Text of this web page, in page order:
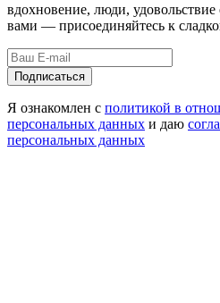
вдохновение, люди,
вами — присоединяйтесь к
Подписаться
Я ознакомлен с политикой в
персональных данных и даю
персональных данных